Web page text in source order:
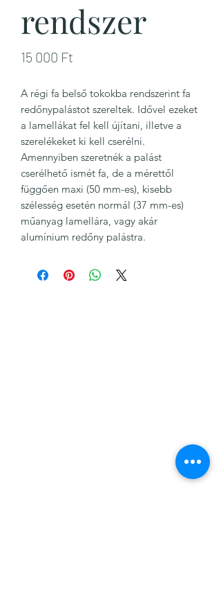
rendszer
15 000 Ft
A régi fa belső tokokba rendszerint fa
redőnypalástot szereltek. Idővel ezeket
a lamellákat fel kell újítani, illetve a
szerelékeket ki kell cserélni.
Amennyiben szeretnék a palást
cserélhető ismét fa, de a mérettől
függően maxi (50 mm-es), kisebb
szélesség esetén normál (37 mm-es)
műanyag lamellára, vagy akár
alumínium redőny palástra.